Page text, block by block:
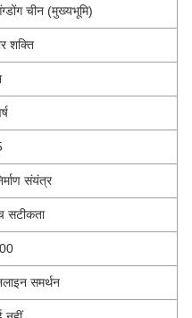
चीन (मुख्यभूमि)
शक्ति
संयंत्र
सटीकता
समर्थन